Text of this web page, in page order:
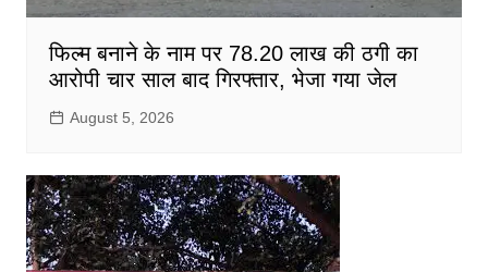
फिल्म बनाने के नाम पर 78.20 लाख की ठगी का
आरोपी चार साल बाद गिरफ्तार, भेजा गया जेल
August 5, 2026